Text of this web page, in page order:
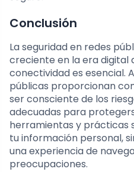
Conclusión
La seguridad en redes
creciente en la era digital
conectividad es esencial.
públicas proporcionan
ser consciente de los
adecuadas para
herramientas y prácticas
tu información personal,
una experiencia de
preocupaciones.